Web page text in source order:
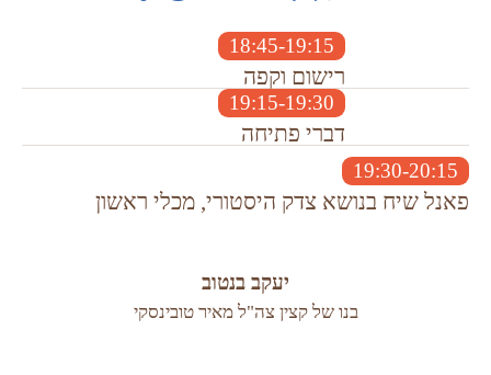
18:45-19:15
רישום וקפה
19:15-19:30
דברי פתיחה
19:30-20:15
פאנל שיח בנושא צדק היסטורי, מכלי ראשון
יעקב בנטוב
בנו של קצין צה"ל מאיר טובינסקי